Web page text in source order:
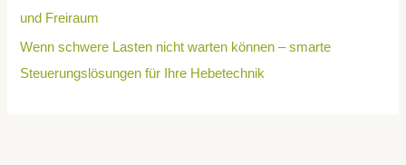
und Freiraum
Wenn schwere Lasten nicht warten können – smarte
Steuerungslösungen für Ihre Hebetechnik